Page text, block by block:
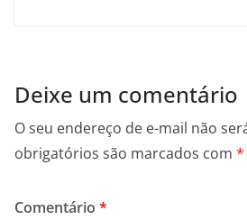
Deixe um comentário
O seu endereço de e-mail não
obrigatórios são marcados com *
Comentário *